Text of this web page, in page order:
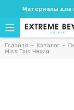
Материалы для
Главная Каталог
Miss Tais Чехия